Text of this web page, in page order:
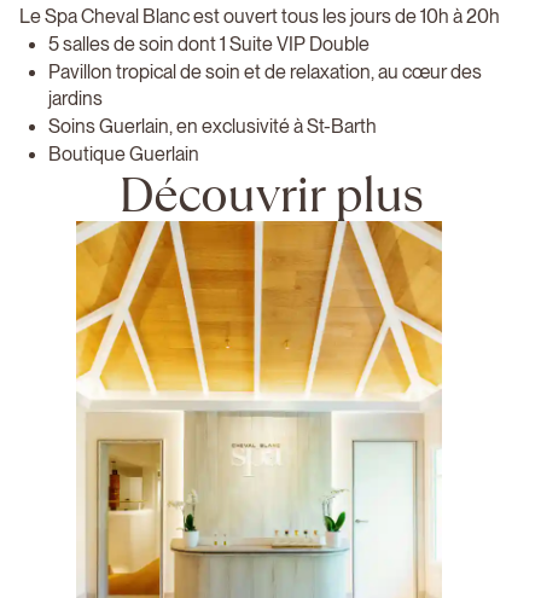
Le Spa Cheval Blanc est ouvert tous les jours de 10h à 20h
5 salles de soin dont 1 Suite VIP Double
Pavillon tropical de soin et de relaxation, au cœur des
jardins
Soins Guerlain, en exclusivité à St-Barth
Boutique Guerlain
Découvrir plus